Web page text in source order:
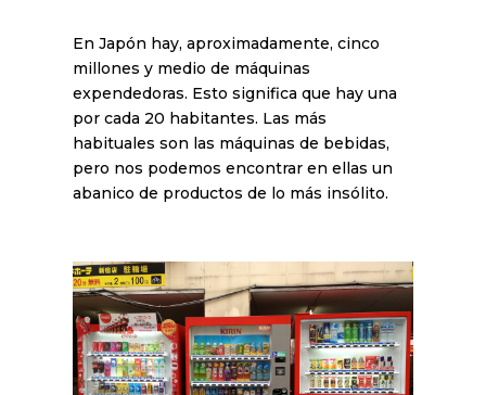
En Japón hay, aproximadamente, cinco
millones y medio de máquinas
expendedoras. Esto significa que hay una
por cada 20 habitantes. Las más
habituales son las máquinas de bebidas,
pero nos podemos encontrar en ellas un
abanico de productos de lo más insólito.